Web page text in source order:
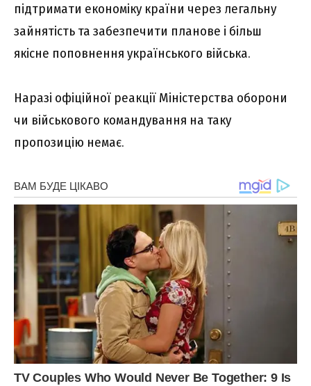
підтримати економіку країни через легальну
зайнятість та забезпечити планове і більш
якісне поповнення українського війська.
Наразі офіційної реакції Міністерства оборони
чи військового командування на таку
пропозицію немає.